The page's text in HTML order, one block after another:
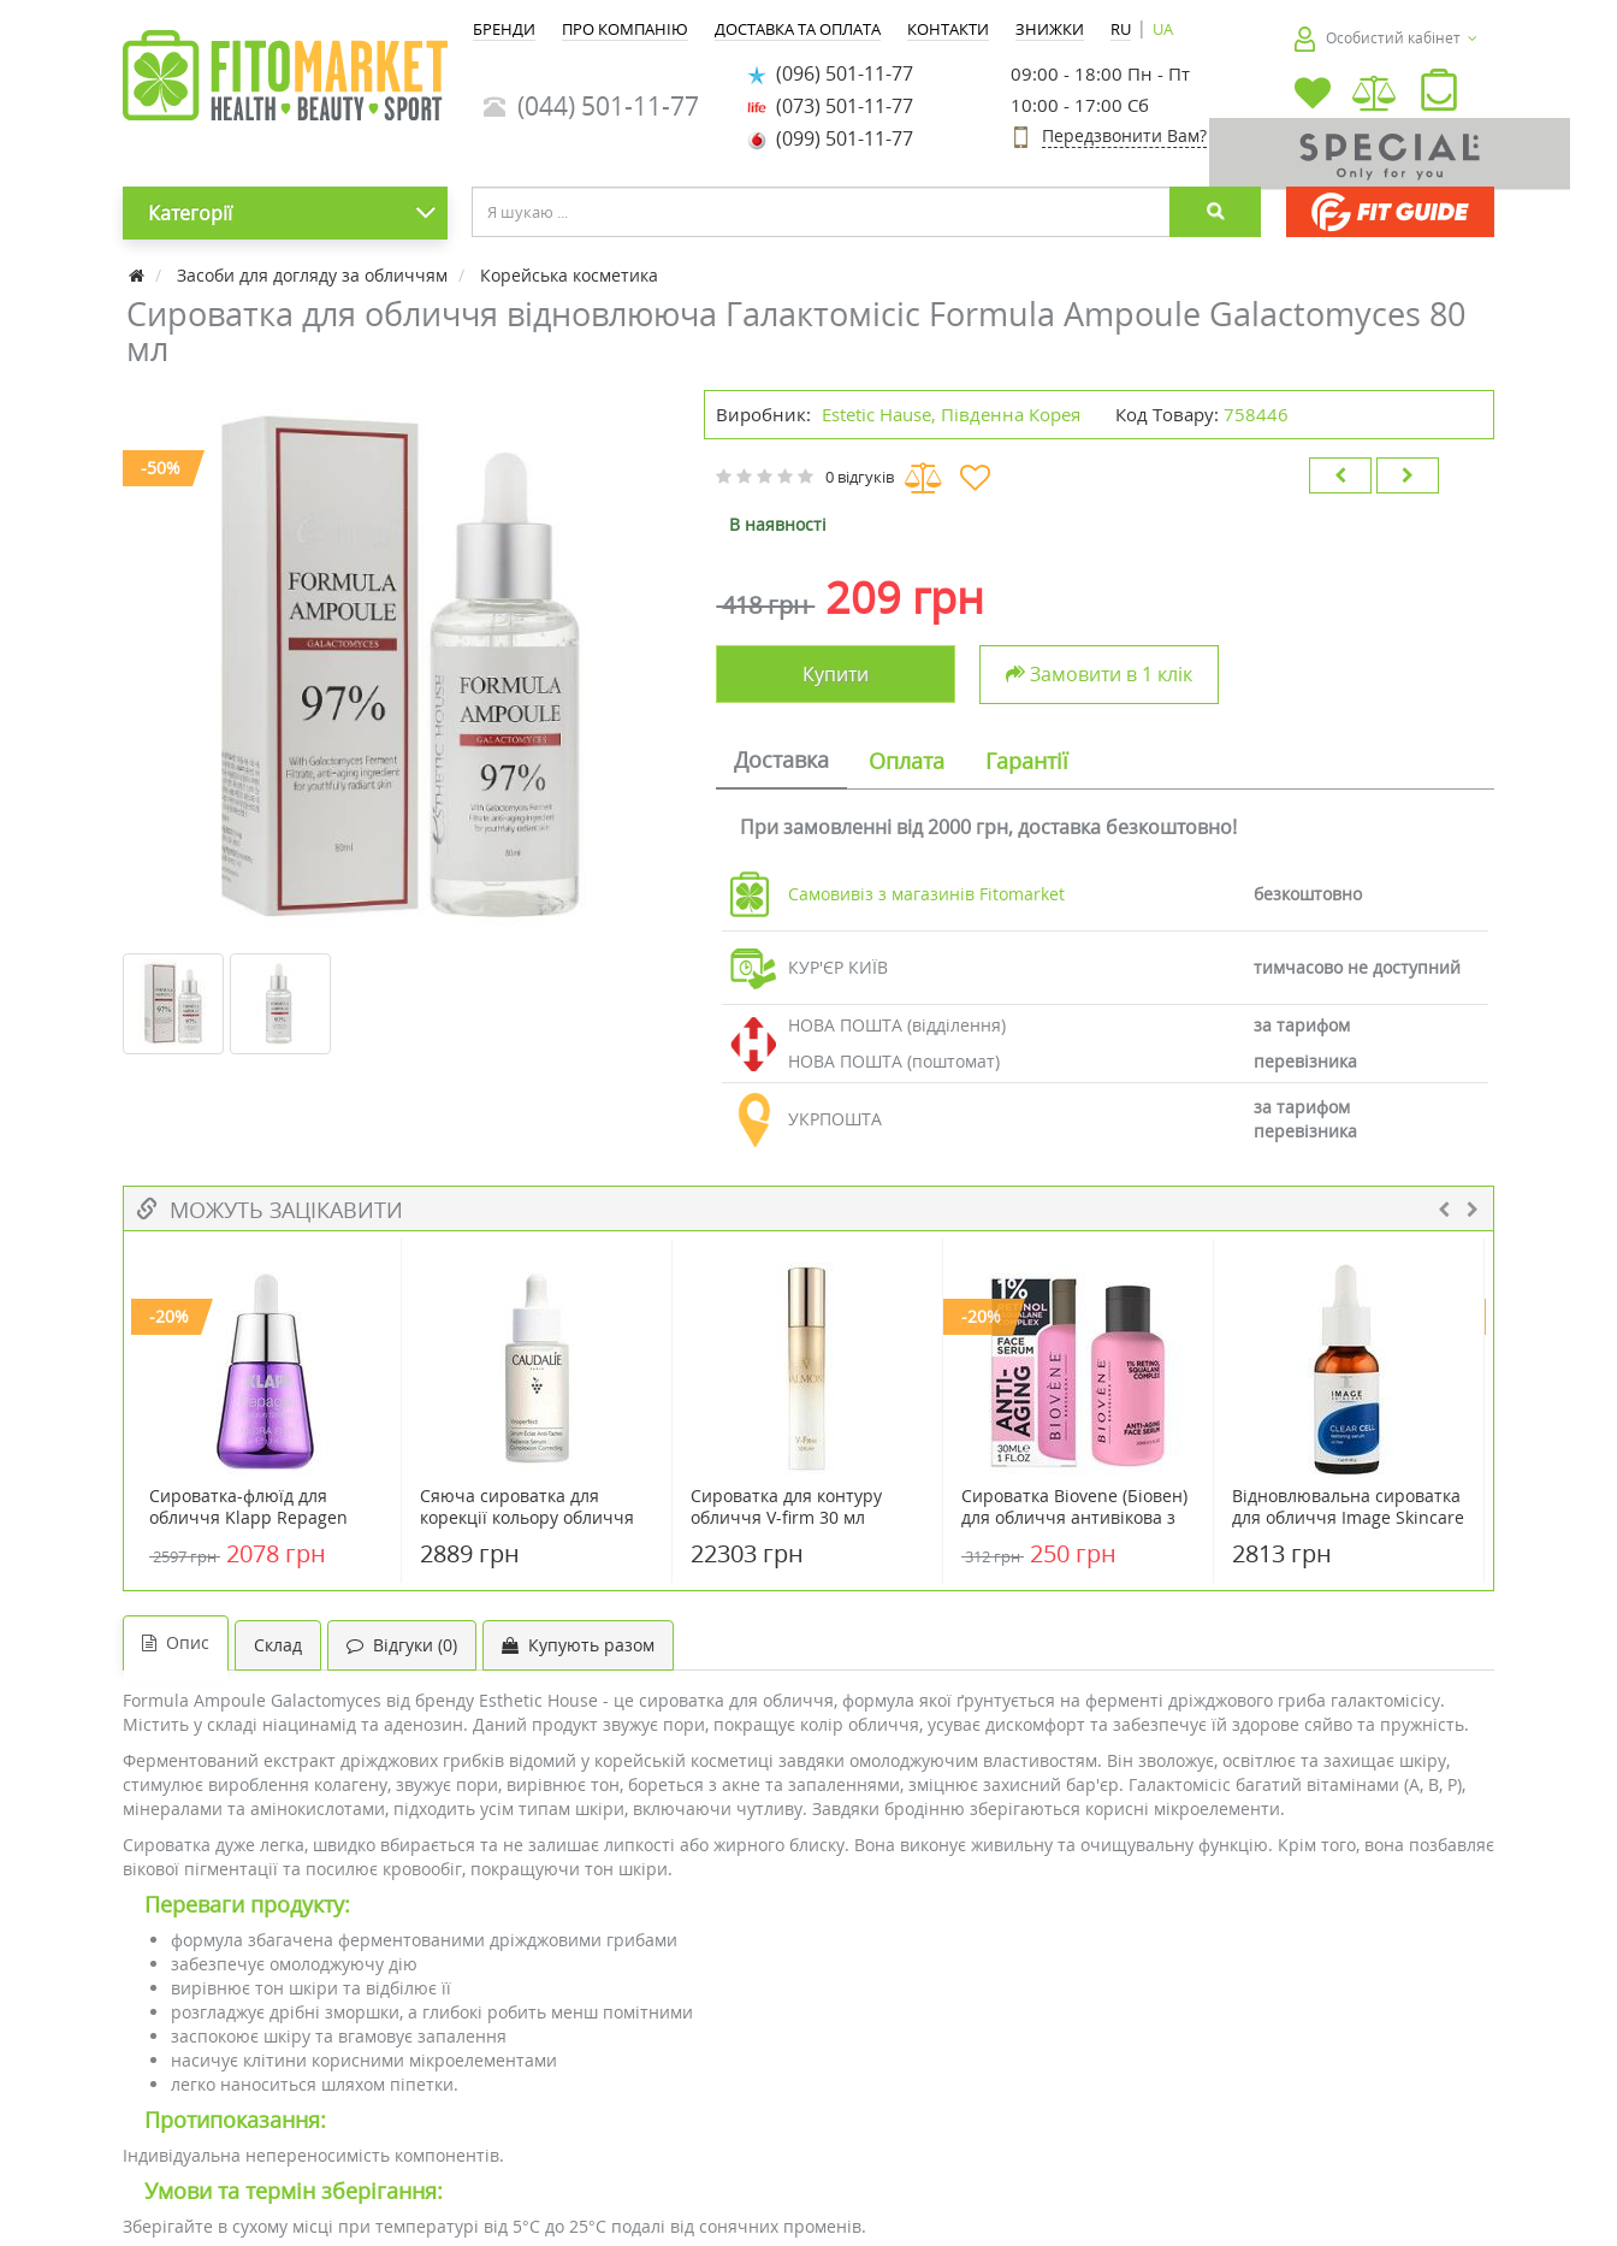
БРЕНДИ ПРО КОМПАНІЮ ДОСТАВКА ТА ОПЛАТА КОНТАКТИ ЗНИЖКИ RU | UA
(044) 501-11-77
(096) 501-11-77
(073) 501-11-77
(099) 501-11-77
09:00 - 18:00 Пн - Пт
10:00 - 17:00 Сб
Передзвонити Вам?
Особистий кабінет
Категорії
Засоби для догляду за обличчям Корейська косметика
Сироватка для обличчя відновлююча Галактомісіс Formula Ampoule Galactomyces 80
мл
-50%
Виробник: Estetic Hause, Південна Корея Код Товару: 758446
0 відгуків
В наявності
418 грн 209 грн
Купити Замовити в 1 клік
Доставка Оплата Гарантії
При замовленні від 2000 грн, доставка безкоштовно!
Самовивіз з магазинів Fitomarket безкоштовно
КУР'ЄР КИЇВ тимчасово не доступний
НОВА ПОШТА (відділення)
за тарифом
НОВА ПОШТА (поштомат)
перевізника
УКРПОШТА
за тарифом
перевізника
МОЖУТЬ ЗАЦІКАВИТИ
-20%
Сироватка-флюїд для
обличчя Klapp Repagen
2597 грн 2078 грн
Cяюча сироватка для
корекції кольору обличчя
Radiance Serum Complexion
2889 грн
Сироватка для контуру
обличчя V-firm 30 мл
22303 грн
-20%
Сироватка Biovene (Біовен)
для обличчя антивікова з
мл
312 грн 250 грн
Відновлювальна сироватка
для обличчя Image Skincare
oil-free 28 г
2813 грн
Опис Склад Відгуки (0) Купують разом
Formula Ampoule Galactomyces від бренду Esthetic House - це сироватка для обличчя, формула якої ґрунтується на ферменті дріжджового гриба галактомісісу.
Містить у складі ніацинамід та аденозин. Даний продукт звужує пори, покращує колір обличчя, усуває дискомфорт та забезпечує їй здорове сяйво та пружність.
Ферментований екстракт дріжджових грибків відомий у корейській косметиці завдяки омолоджуючим властивостям. Він зволожує, освітлює та захищає шкіру,
стимулює вироблення колагену, звужує пори, вирівнює тон, бореться з акне та запаленнями, зміцнює захисний бар'єр. Галактомісіс багатий вітамінами (A, B, P),
мінералами та амінокислотами, підходить усім типам шкіри, включаючи чутливу. Завдяки бродінню зберігаються корисні мікроелементи.
Сироватка дуже легка, швидко вбирається та не залишає липкості або жирного блиску. Вона виконує живильну та очищувальну функцію. Крім того, вона позбавляє
вікової пігментації та посилює кровообіг, покращуючи тон шкіри.
Переваги продукту:
формула збагачена ферментованими дріжджовими грибами
забезпечує омолоджуючу дію
вирівнює тон шкіри та відбілює її
розгладжує дрібні зморшки, а глибокі робить менш помітними
заспокоює шкіру та вгамовує запалення
насичує клітини корисними мікроелементами
легко наноситься шляхом піпетки.
Протипоказання:
Індивідуальна непереносимість компонентів.
Умови та термін зберігання:
Зберігайте в сухому місці при температурі від 5°C до 25°C подалі від сонячних променів.